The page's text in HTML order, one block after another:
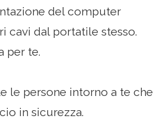
del computer
cavi dal portatile stesso.
per te.
le persone intorno a te che
in sicurezza.